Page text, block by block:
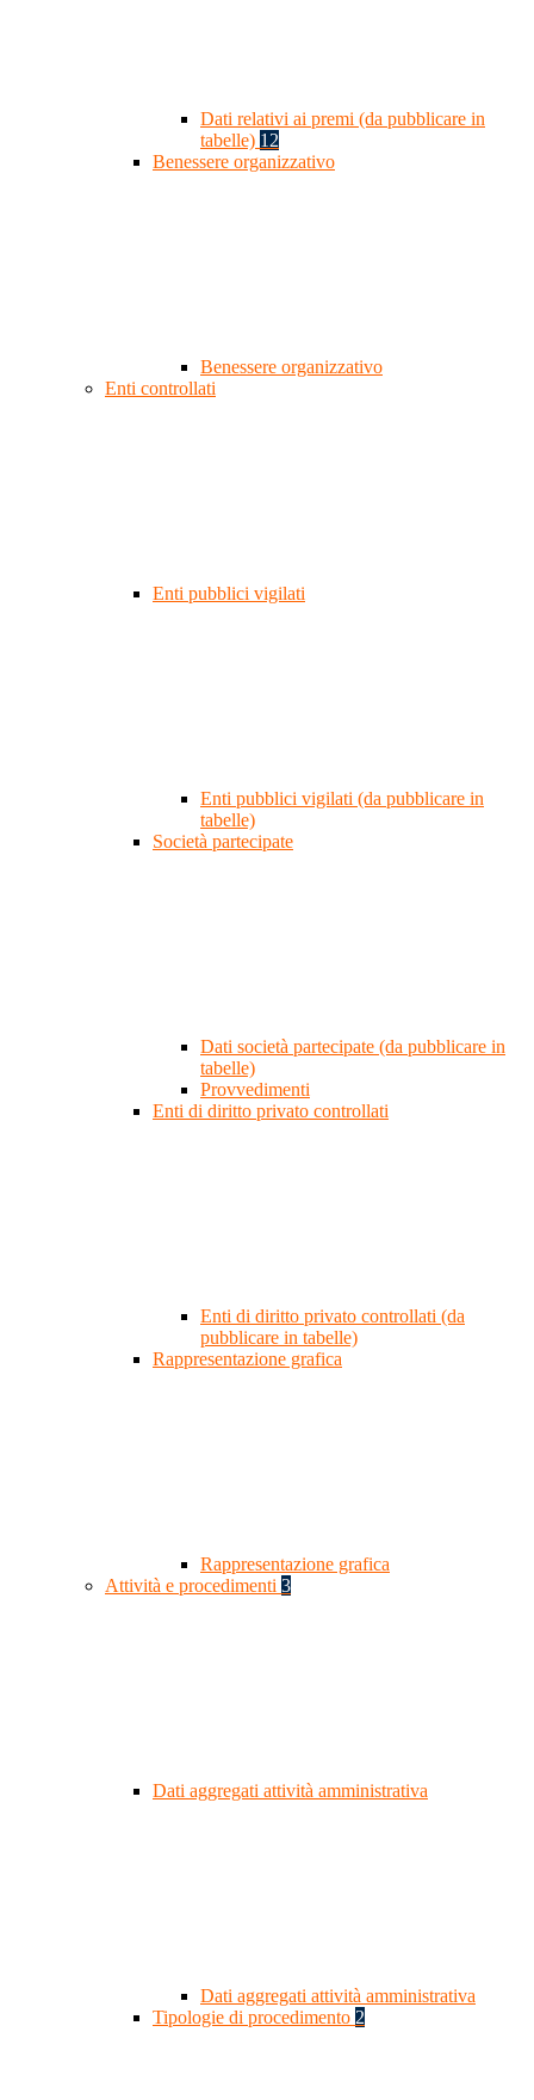
Dati relativi ai premi (da pubblicare in
tabelle) 12
Benessere organizzativo
Benessere organizzativo
Enti controllati
Enti pubblici vigilati
Enti pubblici vigilati (da pubblicare in
tabelle)
Società partecipate
Dati società partecipate (da pubblicare in
tabelle)
Provvedimenti
Enti di diritto privato controllati
Enti di diritto privato controllati (da
pubblicare in tabelle)
Rappresentazione grafica
Rappresentazione grafica
Attività e procedimenti 3
Dati aggregati attività amministrativa
Dati aggregati attività amministrativa
Tipologie di procedimento 2